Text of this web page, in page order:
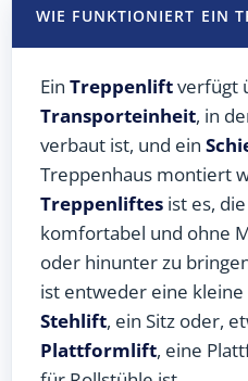
WIE FUNKTIONIERT EIN
Ein Treppenliftverfügt
Transporteinheit, in
verbaut ist, und ein
Treppenhaus montiert
Treppenliftes ist es,
komfortabel und ohne
oder hinunter zu
ist entweder eine
Stehlift, ein Sitz oder,
Plattformlift, eine